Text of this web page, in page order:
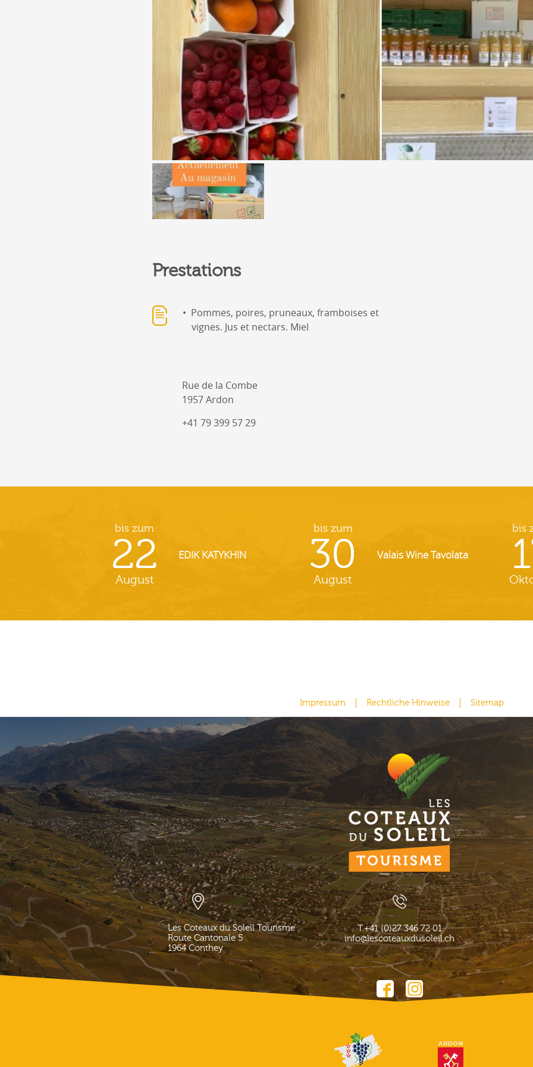
Prestations
Pommes, poires, pruneaux, framboises et
vignes. Jus et nectars. Miel
Rue de la Combe
1957 Ardon
+41 79 399 57 29
bis zum
22
August
EDIK KATYKHIN
bis zum
30
August
Valais Wine Tavolata
bis
Impressum Rechtliche Hinweise Sitemap
Les Coteaux du Soleil Tourisme
Route Cantonale 5
1964 Conthey
T.+41 (0)27 346 72 01
info@lescoteauxdusoleil.ch